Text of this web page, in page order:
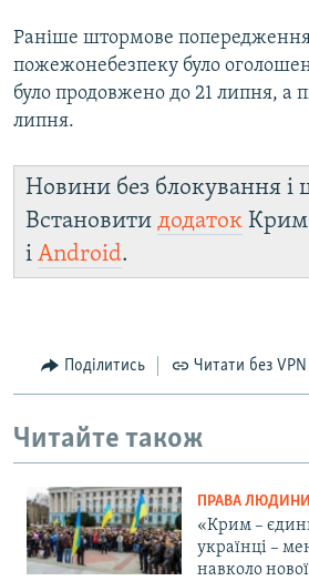
Раніше штормове
пожежонебезпеку було
було продовжено до 21 липня, а
липня.
Новини без блокування і
Встановити додаток
і Android.
Поділитись Читати без VPN
Читайте також
ПРАВА ЛЮДИНИ
«Крим –
українці –
навколо